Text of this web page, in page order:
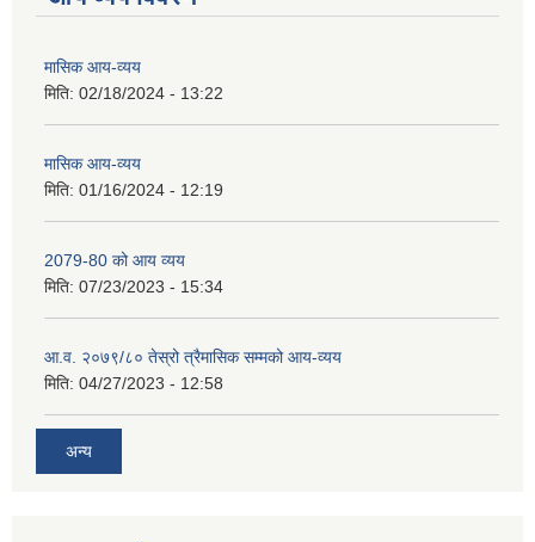
मासिक आय-व्यय
मिति: 02/18/2024 - 13:22
मासिक आय-व्यय
मिति: 01/16/2024 - 12:19
2079-80 को आय व्यय
मिति: 07/23/2023 - 15:34
आ.व. २०७९/८० तेस्रो त्रैमासिक सम्मको आय-व्यय
मिति: 04/27/2023 - 12:58
अन्य